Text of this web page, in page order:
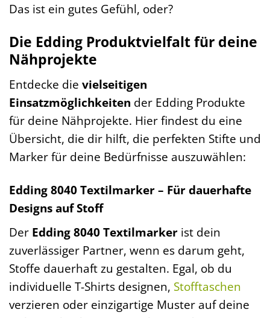
Das ist ein gutes Gefühl, oder?
Die Edding Produktvielfalt für deine
Nähprojekte
Entdecke die vielseitigen
Einsatzmöglichkeiten der Edding Produkte
für deine Nähprojekte. Hier findest du eine
Übersicht, die dir hilft, die perfekten Stifte und
Marker für deine Bedürfnisse auszuwählen:
Edding 8040 Textilmarker – Für dauerhafte
Designs auf Stoff
Der Edding 8040 Textilmarker ist dein
zuverlässiger Partner, wenn es darum geht,
Stoffe dauerhaft zu gestalten. Egal, ob du
individuelle T-Shirts designen, Stofftaschen
verzieren oder einzigartige Muster auf deine